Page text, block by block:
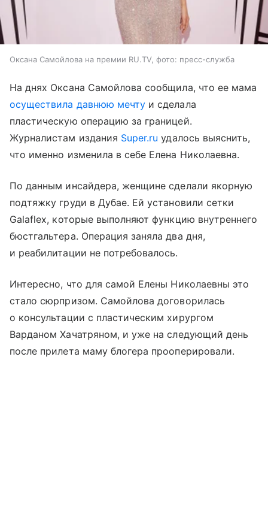
Оксана Самойлова на премии RU.TV, фото: пресс-служба
На днях Оксана Самойлова сообщила, что ее мама
осуществила давнюю мечту и сделала
пластическую операцию за границей.
Журналистам издания Super.ru удалось выяснить,
что именно изменила в себе Елена Николаевна.
По данным инсайдера, женщине сделали якорную
подтяжку груди в Дубае. Ей установили сетки
Galaflex, которые выполняют функцию внутреннего
бюстгальтера. Операция заняла два дня,
и реабилитации не потребовалось.
Интересно, что для самой Елены Николаевны это
стало сюрпризом. Самойлова договорилась
о консультации с пластическим хирургом
Варданом Хачатряном, и уже на следующий день
после прилета маму блогера прооперировали.